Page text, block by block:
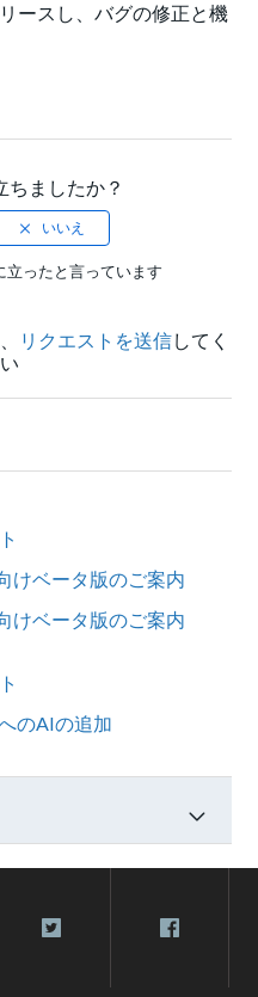
ースし、バグの修正と機
ちましたか？
立ったと言っています
リクエストを送信してく
けベータ版のご案内
けベータ版のご案内
のAIの追加